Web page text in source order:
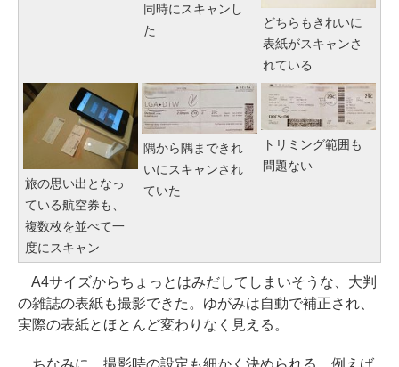
同時にスキャンし
た
どちらもきれいに
表紙がスキャンさ
れている
旅の思い出となっ
ている航空券も、
複数枚を並べて一
度にスキャン
隅から隅まできれ
いにスキャンされ
ていた
トリミング範囲も
問題ない
A4サイズからちょっとはみだしてしまいそうな、大判
の雑誌の表紙も撮影できた。ゆがみは自動で補正され、
実際の表紙とほとんど変わりなく見える。
ちなみに、撮影時の設定も細かく決められる。例えば